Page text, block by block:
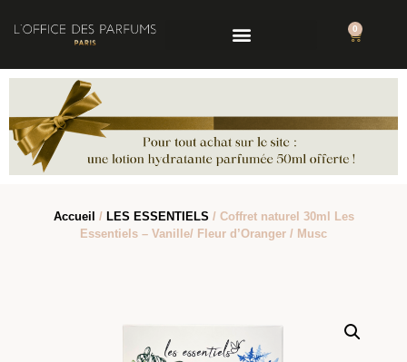
0
Accueil / LES ESSENTIELS / Coffret naturel 30ml Les
Essentiels – Vanille/ Fleur d’Oranger / Musc